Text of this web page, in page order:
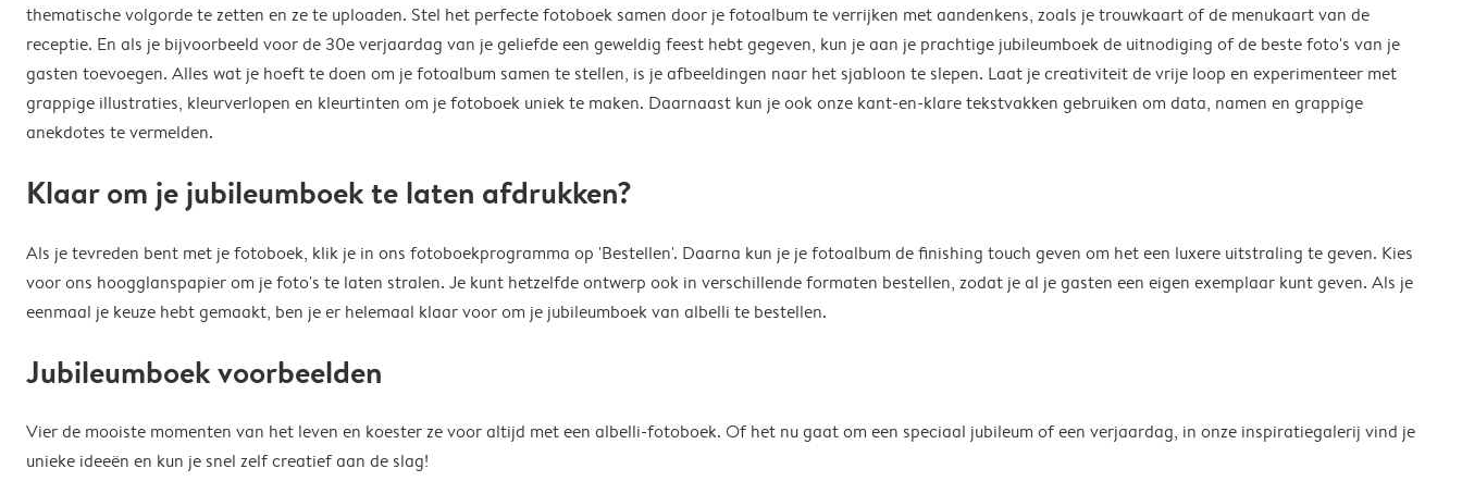
thematische volgorde te zetten en ze te uploaden. Stel het perfecte fotoboek samen door je fotoalbum te verrijken met aandenkens, zoals je trouwkaart of de menukaart van de
receptie. En als je bijvoorbeeld voor de 30e verjaardag van je geliefde een geweldig feest hebt gegeven, kun je aan je prachtige jubileumboek de uitnodiging of de beste foto's van je
gasten toevoegen. Alles wat je hoeft te doen om je fotoalbum samen te stellen, is je afbeeldingen naar het sjabloon te slepen. Laat je creativiteit de vrije loop en experimenteer met
grappige illustraties, kleurverlopen en kleurtinten om je fotoboek uniek te maken. Daarnaast kun je ook onze kant-en-klare tekstvakken gebruiken om data, namen en grappige
anekdotes te vermelden.
Klaar om je jubileumboek te laten afdrukken?
Als je tevreden bent met je fotoboek, klik je in ons fotoboekprogramma op 'Bestellen'. Daarna kun je je fotoalbum de finishing touch geven om het een luxere uitstraling te geven. Kies
voor ons hoogglanspapier om je foto's te laten stralen. Je kunt hetzelfde ontwerp ook in verschillende formaten bestellen, zodat je al je gasten een eigen exemplaar kunt geven. Als je
eenmaal je keuze hebt gemaakt, ben je er helemaal klaar voor om je jubileumboek van albelli te bestellen.
Jubileumboek voorbeelden
Vier de mooiste momenten van het leven en koester ze voor altijd met een albelli-fotoboek. Of het nu gaat om een speciaal jubileum of een verjaardag, in onze inspiratiegalerij vind je
unieke ideeën en kun je snel zelf creatief aan de slag!